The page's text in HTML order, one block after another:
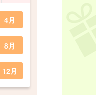
4月
8月
12月